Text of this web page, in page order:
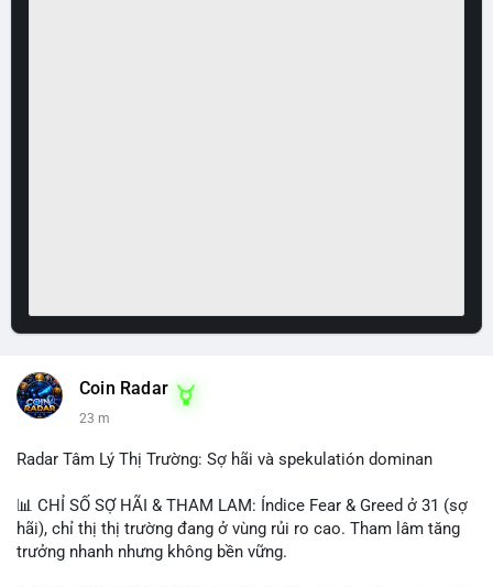
Coin Radar
23 m
Radar Tâm Lý Thị Trường: Sợ hãi và spekulatión dominan
📊 CHỈ SỐ SỢ HÃI & THAM LAM: Índice Fear & Greed ở 31 (sợ
hãi), chỉ thị thị trường đang ở vùng rủi ro cao. Tham lâm tăng
trưởng nhanh nhưng không bền vững.